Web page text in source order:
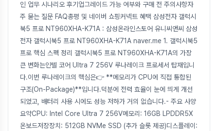
인 업무 시나리오 후기업그레이드 가능 여부와 구매 전 주의사항자
주 묻는 질문 FAQ총평 및 네이버 쇼핑커넥트 혜택 삼성전자 갤럭시
북5 프로 NT960XHA-K71A : 삼성온라인스토어 유니씨앤씨 삼성
전자 갤럭시북5 프로 NT960XHA-K71A naver.me 1. 갤럭시북5
프로 핵심 스펙 정리 갤럭시북5 프로 NT960XHA-K71A의 가장
큰 변화는인텔 코어 Ultra 7 256V 루나레이크 프로세서 탑재입니
다.이번 루나레이크의 핵심은👉 **메모리가 CPU에 직접 통합된
구조(On-Package)**입니다.덕분에 전력 효율이 눈에 띄게 개선
되었고, 배터리 사용 시에도 성능 저하가 거의 없습니다.- 주요 사양
요약CPU: Intel Core Ultra 7 256V메모리: 16GB LPDDR5X
온보드저장장치: 512GB NVMe SSD (추가 슬롯 제공)디스플레이: